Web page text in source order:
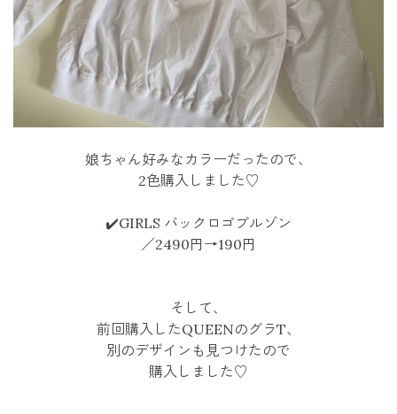
娘ちゃん好みなカラーだったので、
2色購入しました♡
✔️GIRLS バックロゴブルゾン
／2490円→190円
そして、
前回購入したQUEENのグラT、
別のデザインも見つけたので
購入しました♡